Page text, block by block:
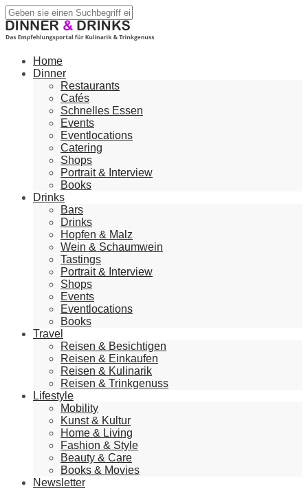
Home
Dinner
Restaurants
Cafés
Schnelles Essen
Events
Eventlocations
Catering
Shops
Portrait & Interview
Books
Drinks
Bars
Drinks
Hopfen & Malz
Wein & Schaumwein
Tastings
Portrait & Interview
Shops
Events
Eventlocations
Books
Travel
Reisen & Besichtigen
Reisen & Einkaufen
Reisen & Kulinarik
Reisen & Trinkgenuss
Lifestyle
Mobility
Kunst & Kultur
Home & Living
Fashion & Style
Beauty & Care
Books & Movies
Newsletter